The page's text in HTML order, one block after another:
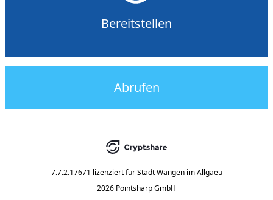
Bereitstellen
Abrufen
7.7.2.17671 lizenziert für Stadt Wangen im Allgaeu
2026 Pointsharp GmbH